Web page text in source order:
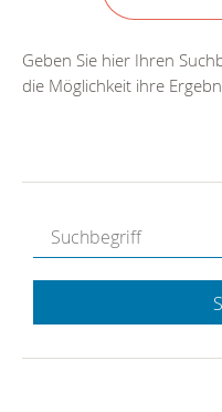
Geben Sie hier Ihren
die Möglichkeit ihre